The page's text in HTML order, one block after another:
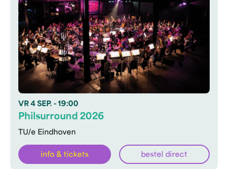
VR 4 SEP. - 19:00
TU/e Eindhoven
Philsurround 2026
info & tickets bestel direct